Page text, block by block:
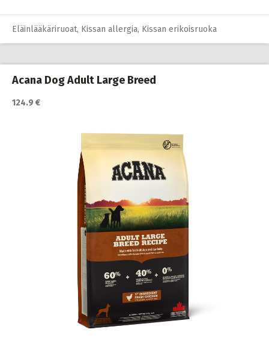
Eläinlääkäriruoat, Kissan allergia, Kissan erikoisruoka
Acana Dog Adult Large Breed
124.9 €